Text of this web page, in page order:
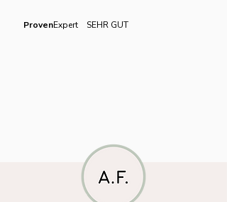
ProvenExpert SEHR GUT